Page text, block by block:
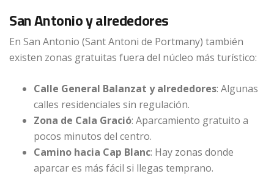
San Antonio y alrededores
En San Antonio (Sant Antoni de Portmany) también
existen zonas gratuitas fuera del núcleo más turístico:
Calle General Balanzat y alrededores: Algunas
calles residenciales sin regulación.
Zona de Cala Gració: Aparcamiento gratuito a
pocos minutos del centro.
Camino hacia Cap Blanc: Hay zonas donde
aparcar es más fácil si llegas temprano.